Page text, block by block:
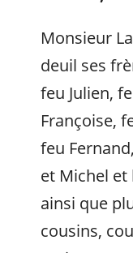
Monsieur
deuil ses
feu Julien,
Françoise,
feu
et Michel
ainsi que
cousins,